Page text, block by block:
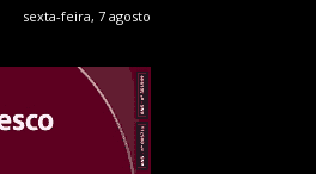
sexta-feira, 7 agosto